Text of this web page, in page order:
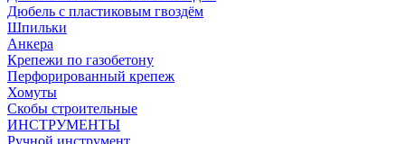
Дюбель с пластиковым гвоздём
Шпильки
Анкера
Крепежи по газобетону
Перфорированный крепеж
Хомуты
Скобы строительные
ИНСТРУМЕНТЫ
Ручной инструмент